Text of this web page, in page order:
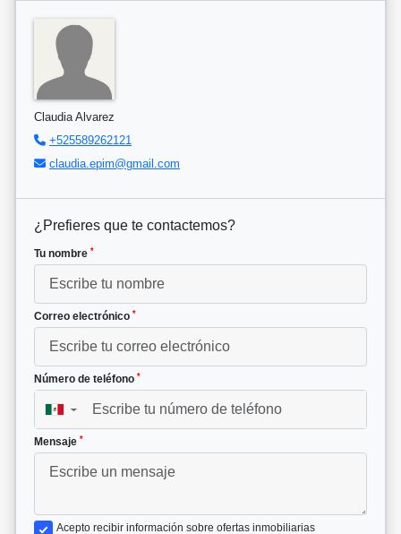
Claudia Alvarez
+525589262121
claudia.epim@gmail.com
¿Prefieres que te contactemos?
Tu nombre *
Correo electrónico *
Número de teléfono *
▼
Mensaje *
Acepto recibir información sobre ofertas inmobiliarias